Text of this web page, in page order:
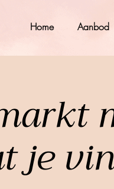
Home Aanbod
je